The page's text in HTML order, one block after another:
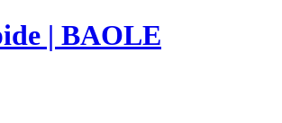
| BAOLE